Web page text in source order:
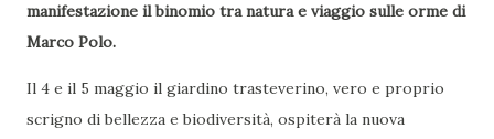
manifestazione il binomio tra natura e viaggio sulle orme di
Marco Polo.
Il 4 e il 5 maggio il giardino trasteverino, vero e proprio
scrigno di bellezza e biodiversità, ospiterà la nuova